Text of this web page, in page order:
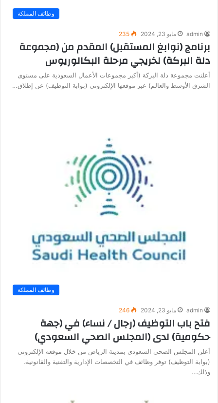
وظائف المملكة
admin مايو 23, 2024 235
برنامج (نوابغ المستقبل) المقدم من (مجموعة
دلة البركة) لخريجي مرحلة البكالوريوس
أعلنت مجموعة دلة البركة (أكبر مجموعات الأعمال السعودية على مستوى
الشرق الأوسط والعالم) عبر موقعها الإلكتروني (بوابة التوظيف) عن إطلاق…
وظائف المملكة
admin مايو 23, 2024 246
فتح باب التوظيف (رجال / نساء) في (جهة
حكومية) لدى (المجلس الصحي السعودي)
أعلن المجلس الصحي السعودي بمدينة الرياض من خلال موقعه الإلكتروني
(بوابة التوظيف) توفر وظائف في التخصصات الإدارية والتقنية والقانونية،
وذلك…